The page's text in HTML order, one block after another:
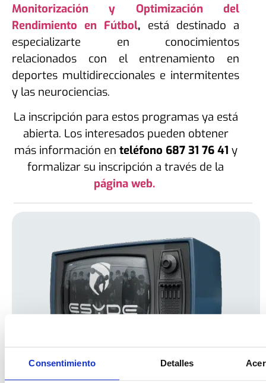
Consentimiento Detalles
Monitorización y Optimización del
Rendimiento en Fútbol, está destinado a
especializarte en conocimientos
relacionados con el entrenamiento en
deportes multidireccionales e intermitentes
y las neurociencias.
La inscripción para estos programas ya está
abierta. Los interesados pueden obtener
más información en teléfono 687 31 76 41 y
formalizar su inscripción a través de la
página web.